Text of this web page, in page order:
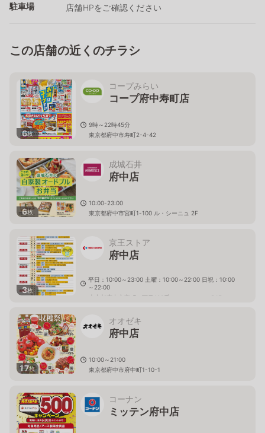
駐車場 店舗HPをご確認ください
この店舗の近くのチラシ
6枚
コープみらい
コープ府中寿町店
9時～22時45分
東京都府中市寿町2-4-42
6枚
成城石井
府中店
10:00-23:00
東京都府中市宮町1-100 ル・シーニュ 2F
3枚
京王ストア
府中店
平日：10:00～23:00 土曜：10:00～22:00 日祝：10:00
～22:00
東京都府中市宮町１丁目100番 ル・シーニュB1F
17枚
オオゼキ
府中店
10:00～21:00
東京都府中市府中町1-10-1
コーナン
ミッテン府中店